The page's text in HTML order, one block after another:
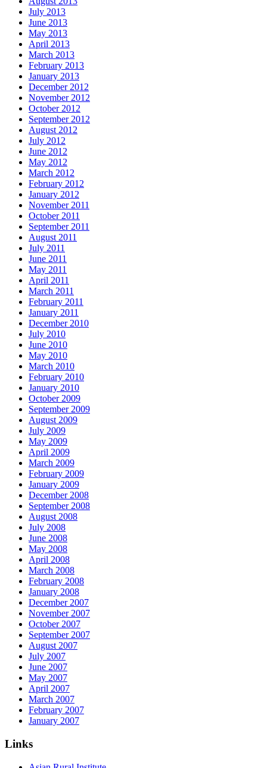
July 2013
June 2013
May 2013
April 2013
March 2013
February 2013
January 2013
December 2012
November 2012
October 2012
September 2012
August 2012
July 2012
June 2012
May 2012
March 2012
February 2012
January 2012
November 2011
October 2011
September 2011
August 2011
July 2011
June 2011
May 2011
April 2011
March 2011
February 2011
January 2011
December 2010
July 2010
June 2010
May 2010
March 2010
February 2010
January 2010
October 2009
September 2009
August 2009
July 2009
May 2009
April 2009
March 2009
February 2009
January 2009
December 2008
September 2008
August 2008
July 2008
June 2008
May 2008
April 2008
March 2008
February 2008
January 2008
December 2007
November 2007
October 2007
September 2007
August 2007
July 2007
June 2007
May 2007
April 2007
March 2007
February 2007
January 2007
Links